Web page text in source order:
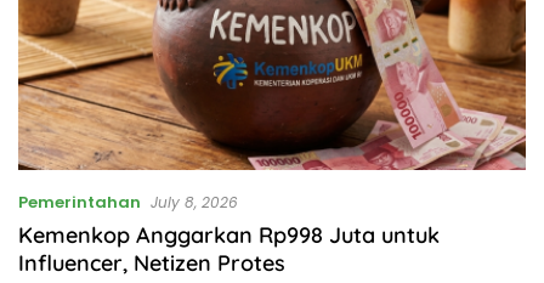
Pemerintahan July 8, 2026
Kemenkop Anggarkan Rp998 Juta untuk
Influencer, Netizen Protes